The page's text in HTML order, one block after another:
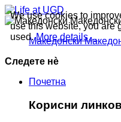
Македонски
Следете нè
Почетна
Корисни
We use cookies to
use this website, you are
used.More details…